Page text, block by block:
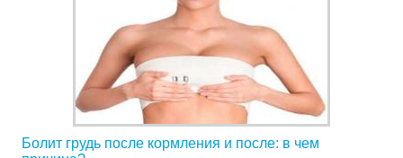
Болит грудь после кормления и после: в чем